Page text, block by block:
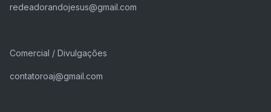
redeadorandojesus@gmail.com
Comercial / Divulgações
contatoroaj@gmail.com